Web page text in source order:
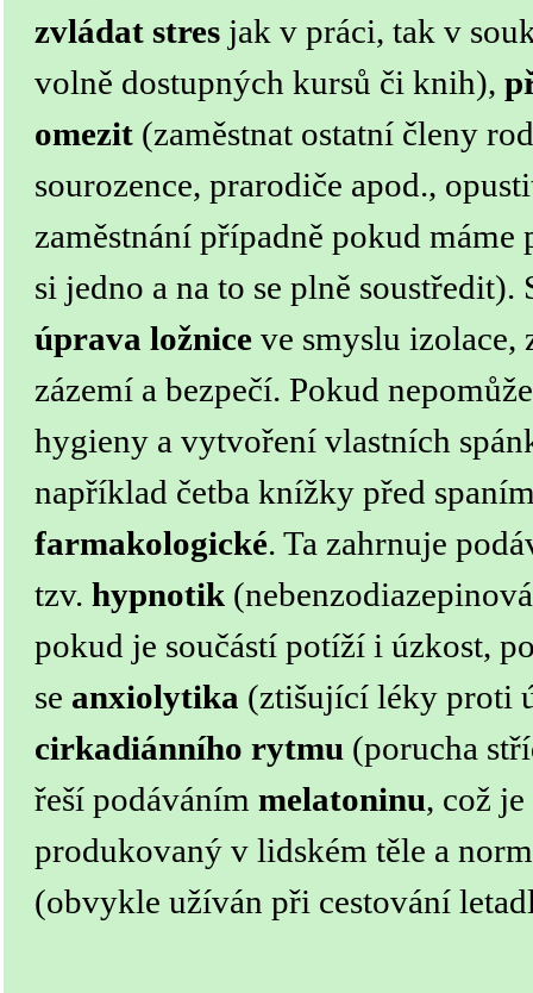
zvládat stres jak v práci, tak v
volně dostupných kursů či knih),
omezit (zaměstnat ostatní členy
sourozence, prarodiče apod.,
zaměstnání případně pokud
si jedno a na to se plně soustředit).
úprava ložnice ve smyslu
zázemí a bezpečí. Pokud
hygieny a vytvoření vlastních
například četba knížky před
farmakologické. Ta zahrnuje
tzv. hypnotik
pokud je součástí potíží i úzkost,
se anxiolytika (ztišující léky proti
cirkadiánního rytmu (porucha
řeší podáváním melatoninu, což je
produkovaný v lidském těle a
(obvykle užíván při cestování